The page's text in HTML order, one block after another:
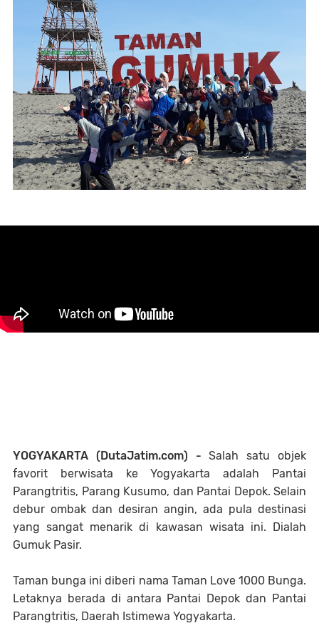
YOGYAKARTA (DutaJatim.com) - Salah satu objek
favorit berwisata ke Yogyakarta adalah Pantai
Parangtritis, Parang Kusumo, dan Pantai Depok. Selain
debur ombak dan desiran angin, ada pula destinasi
yang sangat menarik di kawasan wisata ini. Dialah
Gumuk Pasir.
Taman bunga ini diberi nama Taman Love 1000 Bunga.
Letaknya berada di antara Pantai Depok dan Pantai
Parangtritis, Daerah Istimewa Yogyakarta.